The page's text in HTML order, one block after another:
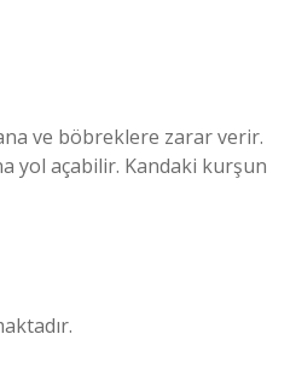
ve böbreklere zarar verir.
yol açabilir. Kandaki kurşun